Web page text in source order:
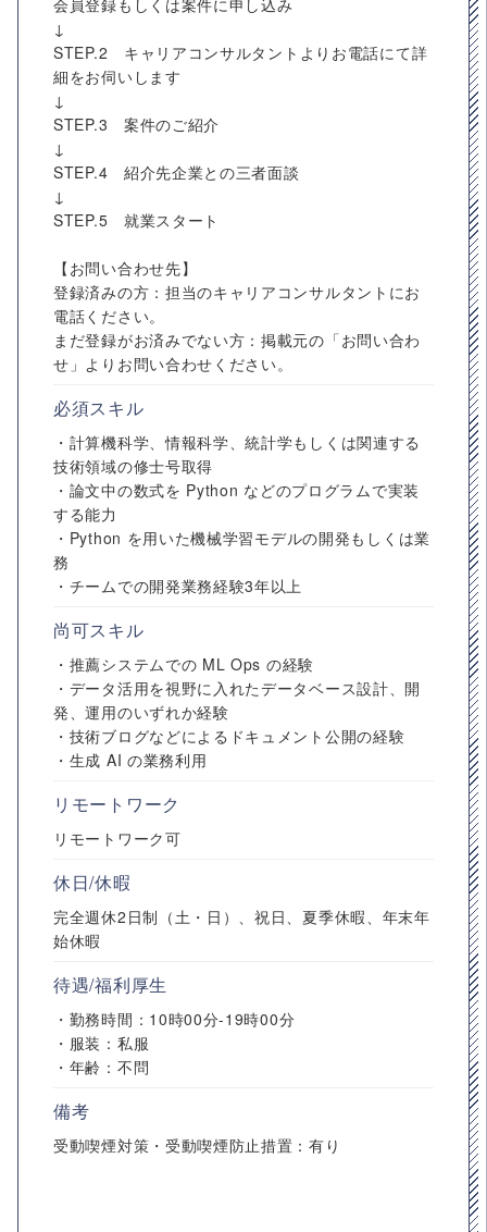
会員登録もしくは案件に申し込み
↓
STEP.2 キャリアコンサルタントよりお電話にて詳
細をお伺いします
↓
STEP.3 案件のご紹介
↓
STEP.4 紹介先企業との三者面談
↓
STEP.5 就業スタート
【お問い合わせ先】
登録済みの方：担当のキャリアコンサルタントにお
電話ください。
まだ登録がお済みでない方：掲載元の「お問い合わ
せ」よりお問い合わせください。
必須スキル
・計算機科学、情報科学、統計学もしくは関連する
技術領域の修士号取得
・論文中の数式を Python などのプログラムで実装
する能力
・Python を用いた機械学習モデルの開発もしくは業
務
・チームでの開発業務経験3年以上
尚可スキル
・推薦システムでの ML Ops の経験
・データ活用を視野に入れたデータベース設計、開
発、運用のいずれか経験
・技術ブログなどによるドキュメント公開の経験
・生成 AI の業務利用
リモートワーク
リモートワーク可
休日/休暇
完全週休2日制（土・日）、祝日、夏季休暇、年末年
始休暇
待遇/福利厚生
・勤務時間：10時00分-19時00分
・服装：私服
・年齢：不問
備考
受動喫煙対策・受動喫煙防止措置：有り